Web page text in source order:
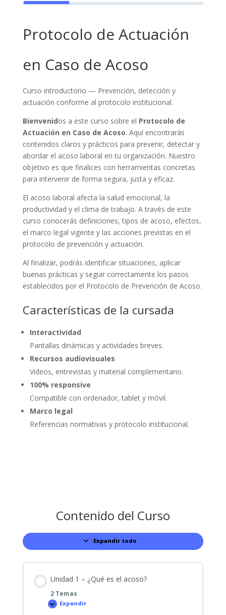
Protocolo de Actuación
en Caso de Acoso
Curso introductorio — Prevención, detección y
actuación conforme al protocolo institucional.
Bienvenidos a este curso sobre el Protocolo de
Actuación en Caso de Acoso. Aquí encontrarás
contenidos claros y prácticos para prevenir, detectar y
abordar el acoso laboral en tu organización. Nuestro
objetivo es que finalices con herramientas concretas
para intervenir de forma segura, justa y eficaz.
El acoso laboral afecta la salud emocional, la
productividad y el clima de trabajo. A través de este
curso conocerás definiciones, tipos de acoso, efectos,
el marco legal vigente y las acciones previstas en el
protocolo de prevención y actuación.
Al finalizar, podrás identificar situaciones, aplicar
buenas prácticas y seguir correctamente los pasos
establecidos por el Protocolo de Prevención de Acoso.
Características de la cursada
Interactividad
Pantallas dinámicas y actividades breves.
Recursos audiovisuales
Videos, entrevistas y material complementario.
100% responsive
Compatible con ordenador, tablet y móvil.
Marco legal
Referencias normativas y protocolo institucional.
Contenido del Curso
Expandir todo
Lecciones
Unidad 1 – ¿Qué es el acoso?
2 Temas
Expandir
Unidad